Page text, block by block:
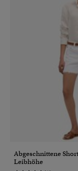
Abgeschnittene
Leibhöhe